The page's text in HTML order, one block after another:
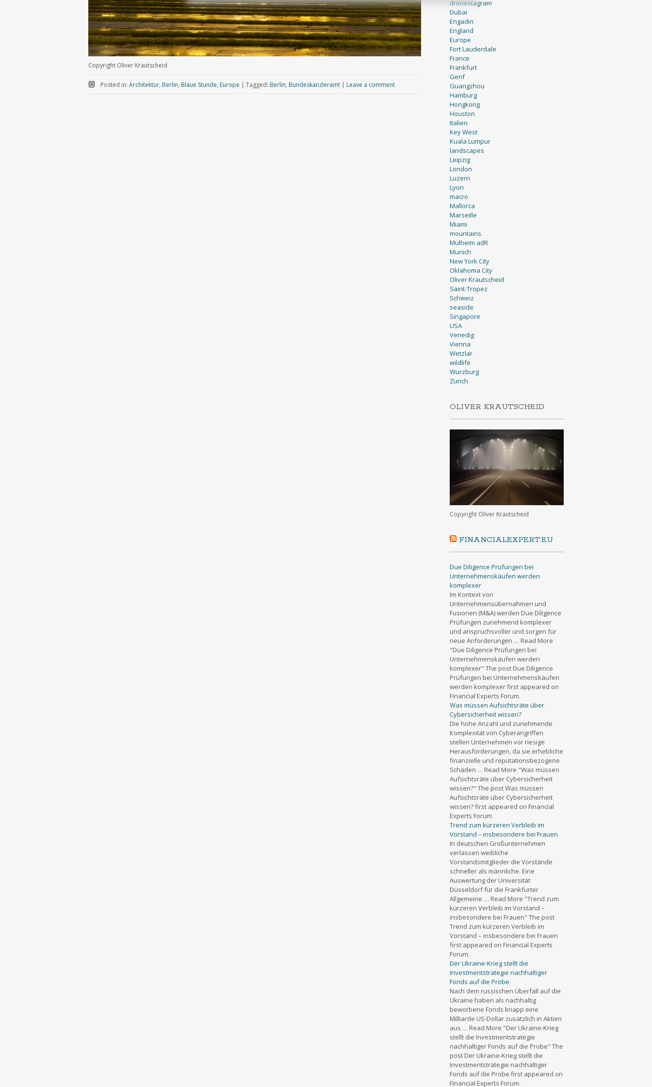
Copyright Oliver Krautscheid
Posted in: Architektur, Berlin, Blaue Stunde, Europe | Tagged: Berlin, Bundeskanzleramt | Leave a comment
dronestagram
Dubai
Engadin
England
Europe
Fort Lauderdale
France
Frankfurt
Genf
Guangzhou
Hamburg
Hongkong
Houston
Italien
Key West
Kuala Lumpur
landscapes
Leipzig
London
Luzern
Lyon
macro
Mallorca
Marseille
Miami
mountains
Mülheim adR
Munich
New York City
Oklahoma City
Oliver Krautscheid
Saint-Tropez
Schweiz
seaside
Singapore
USA
Venedig
Vienna
Wetzlar
wildlife
Wurzburg
Zurich
OLIVER KRAUTSCHEID
Copyright Oliver Krautscheid
FINANCIALEXPERT.EU
Due Diligence Prüfungen bei
Unternehmenskäufen werden
komplexer
Im Kontext von
Unternehmensübernahmen und
Fusionen (M&A) werden Due Diligence
Prüfungen zunehmend komplexer
und anspruchsvoller und sorgen für
neue Anforderungen … Read More
"Due Diligence Prüfungen bei
Unternehmenskäufen werden
komplexer" The post Due Diligence
Prüfungen bei Unternehmenskäufen
werden komplexer first appeared on
Financial Experts Forum.
Was müssen Aufsichtsräte über
Cybersicherheit wissen?
Die hohe Anzahl und zunehmende
Komplexität von Cyberangriffen
stellen Unternehmen vor riesige
Herausforderungen, da sie erhebliche
finanzielle und reputationsbezogene
Schäden … Read More "Was müssen
Aufsichtsräte über Cybersicherheit
wissen?" The post Was müssen
Aufsichtsräte über Cybersicherheit
wissen? first appeared on Financial
Experts Forum.
Trend zum kürzeren Verbleib im
Vorstand – insbesondere bei Frauen
In deutschen Großunternehmen
verlassen weibliche
Vorstandsmitglieder die Vorstände
schneller als männliche. Eine
Auswertung der Universität
Düsseldorf für die Frankfurter
Allgemeine … Read More "Trend zum
kürzeren Verbleib im Vorstand –
insbesondere bei Frauen" The post
Trend zum kürzeren Verbleib im
Vorstand – insbesondere bei Frauen
first appeared on Financial Experts
Forum.
Der Ukraine-Krieg stellt die
Investmentstrategie nachhaltiger
Fonds auf die Probe
Nach dem russischen Überfall auf die
Ukraine haben als nachhaltig
beworbene Fonds knapp eine
Milliarde US-Dollar zusätzlich in Aktien
aus … Read More "Der Ukraine-Krieg
stellt die Investmentstrategie
nachhaltiger Fonds auf die Probe" The
post Der Ukraine-Krieg stellt die
Investmentstrategie nachhaltiger
Fonds auf die Probe first appeared on
Financial Experts Forum.